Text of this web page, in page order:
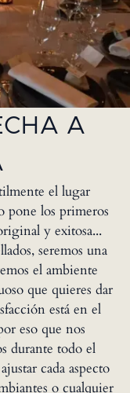
A
el lugar
pone los primeros
y exitosa...
seremos una
el ambiente
que quieres dar
está en el
eso que nos
durante todo el
cada aspecto
o cualquier